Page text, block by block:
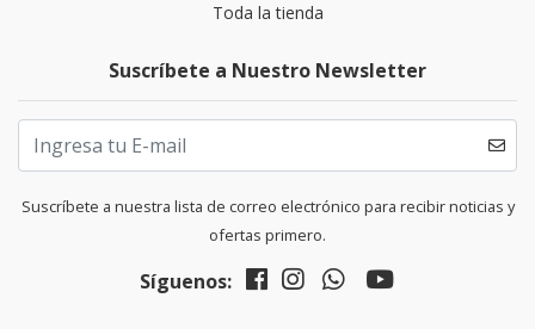
Toda la tienda
Suscríbete a Nuestro Newsletter
Suscríbete a nuestra lista de correo electrónico para recibir noticias y
ofertas primero.
Síguenos: